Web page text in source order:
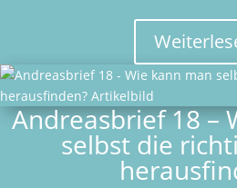
Andreasbrief 18 –
selbst die